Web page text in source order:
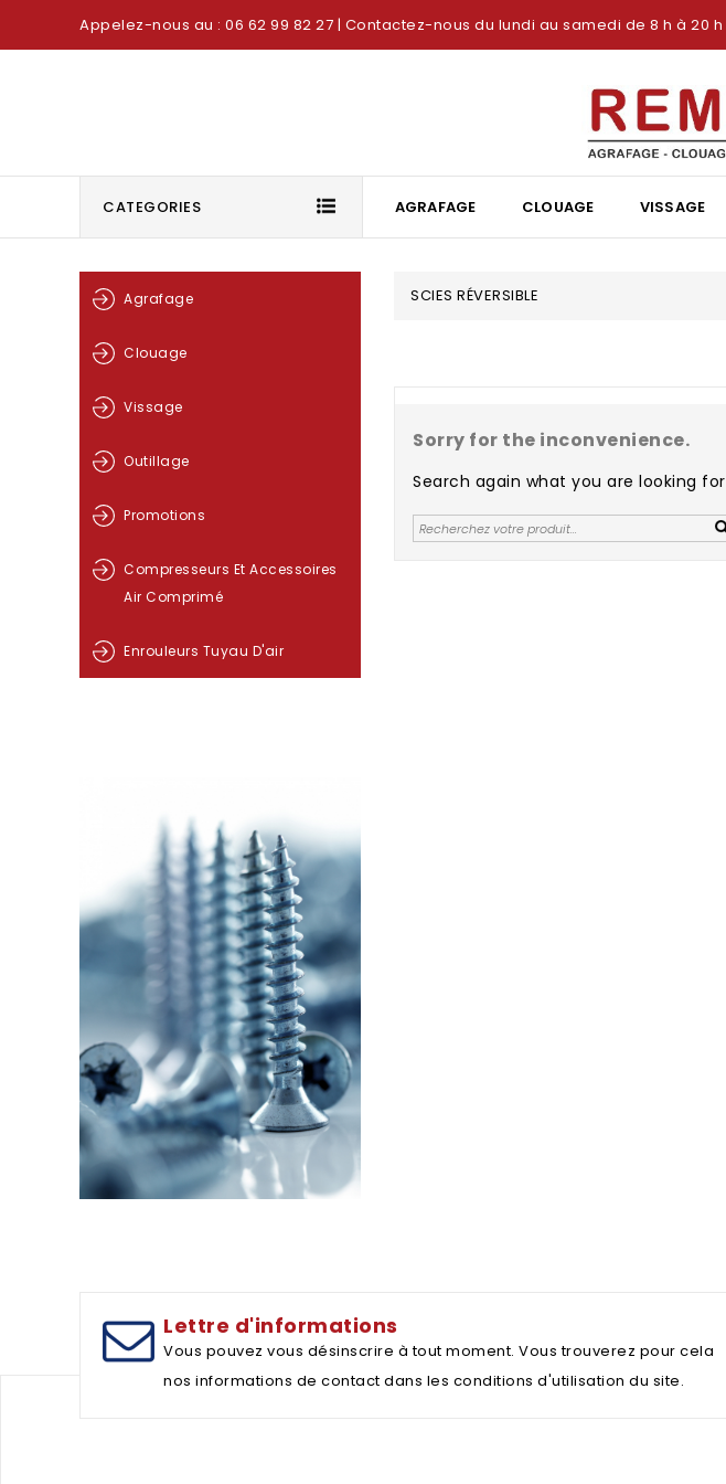
Appelez-nous au : 06 62 99 82 27 | Contactez-nous du lundi au samedi de 8 h à 20 h
CATEGORIES AGRAFAGE CLOUAGE VISSAGE
Agrafage
Clouage
Vissage
Outillage
Promotions
Compresseurs Et Accessoires
Air Comprimé
Enrouleurs Tuyau D'air
SCIES RÉVERSIBLE
Sorry for the inconvenience.
Search again what you are looking for
Lettre d'informations
Vous pouvez vous désinscrire à tout moment. Vous trouverez pour cela
nos informations de contact dans les conditions d'utilisation du site.